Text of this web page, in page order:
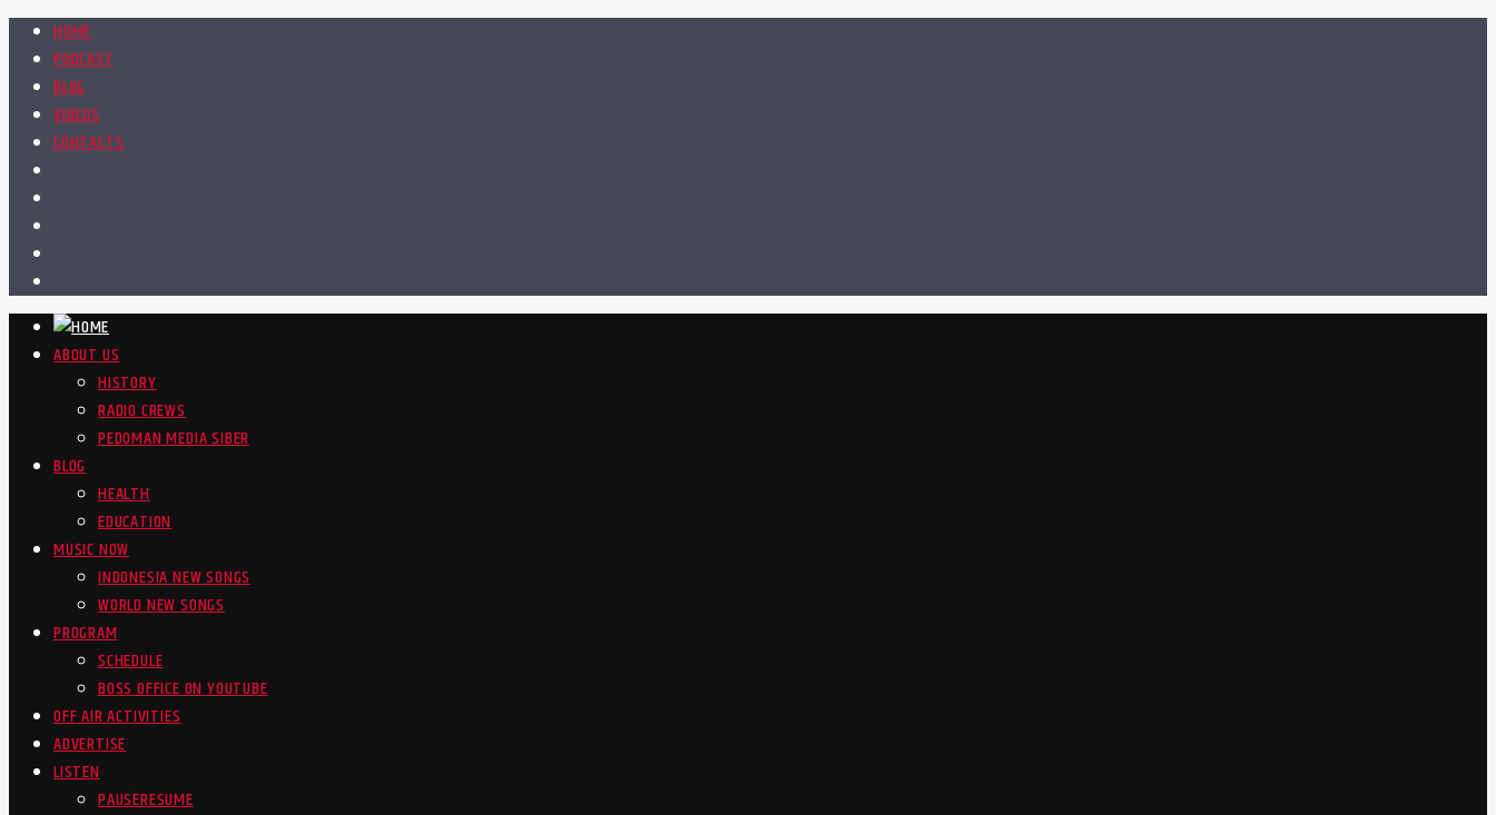
HOME
PODCAST
BLOG
VIDEOS
CONTACTS
ABOUT US
HISTORY
RADIO CREWS
PEDOMAN MEDIA SIBER
BLOG
HEALTH
EDUCATION
MUSIC NOW
INDONESIA NEW SONGS
WORLD NEW SONGS
PROGRAM
SCHEDULE
BOSS OFFICE ON YOUTUBE
OFF AIR ACTIVITIES
ADVERTISE
LISTEN
PAUSERESUME